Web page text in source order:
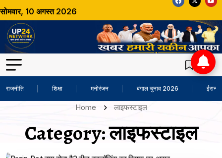
सोमवार, 10 अगस्त 2026
राजनीति शिक्षा मनोरंजन बंगाल चुनाव 2026 ईरान-
Home लाइफस्टाइल
Category:लाइफस्टाइल